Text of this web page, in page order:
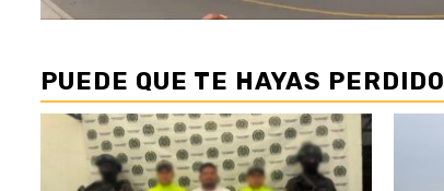
PUEDE QUE TE HAYAS PERDIDO